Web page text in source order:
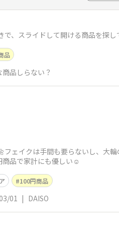
、スライドして開ける商品を探し
品
商品しらない？
フェイクは手間も要らないし、大
商品で家計にも優しい☺️
100円商品
01 | DAISO